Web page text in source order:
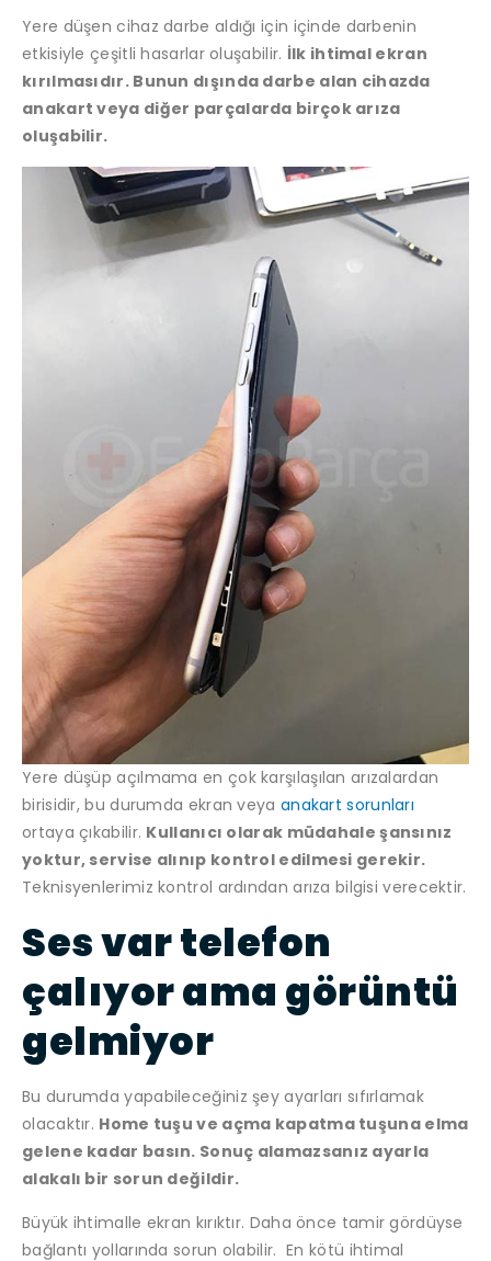
Yere düşen cihaz darbe aldığı için içinde darbenin
etkisiyle çeşitli hasarlar oluşabilir. İlk ihtimal ekran
kırılmasıdır. Bunun dışında darbe alan cihazda
anakart veya diğer parçalarda birçok arıza
oluşabilir.
Yere düşüp açılmama en çok karşılaşılan arızalardan
birisidir, bu durumda ekran veya anakart sorunları
ortaya çıkabilir. Kullanıcı olarak müdahale şansınız
yoktur, servise alınıp kontrol edilmesi gerekir.
Teknisyenlerimiz kontrol ardından arıza bilgisi verecektir.
Ses var telefon
çalıyor ama görüntü
gelmiyor
Bu durumda yapabileceğiniz şey ayarları sıfırlamak
olacaktır. Home tuşu ve açma kapatma tuşuna elma
gelene kadar basın. Sonuç alamazsanız ayarla
alakalı bir sorun değildir.
Büyük ihtimalle ekran kırıktır. Daha önce tamir gördüyse
bağlantı yollarında sorun olabilir. En kötü ihtimal